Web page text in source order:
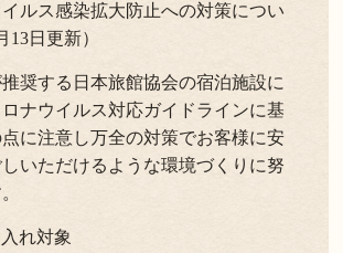
ルス感染拡大防止への対策につい
13日更新）
奨する日本旅館協会の宿泊施設に
ナウイルス対応ガイドラインに基
に注意し万全の対策でお客様に安
いただけるような環境づくりに努
れ対象